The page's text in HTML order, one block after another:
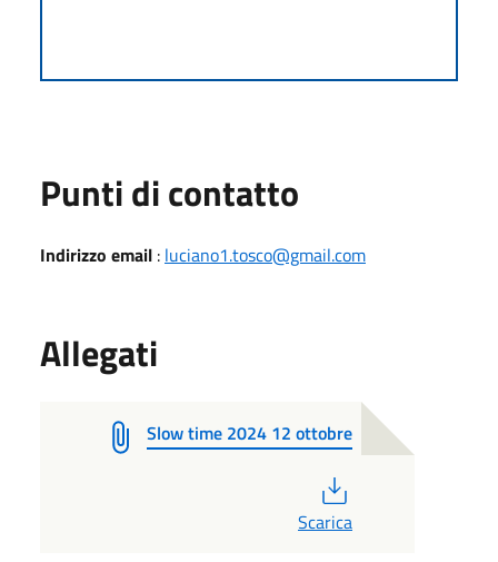
Punti di contatto
Indirizzo email : luciano1.tosco@gmail.com
Allegati
Slow time 2024 12 ottobre
Scarica